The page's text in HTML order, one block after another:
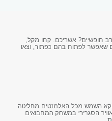
חופשיים? אשריכם. קחו מקל,
שאפשר לפתוח בהם כפתור, וצאו
השמש מכל האלמנטים מחליטה
הסגרירי במשחק המחבואים